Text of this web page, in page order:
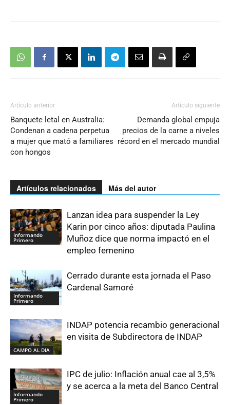
Artículo anterior
Banquete letal en Australia:
Condenan a cadena perpetua
a mujer que mató a familiares
con hongos
Artículo siguiente
Demanda global empuja
precios de la carne a niveles
récord en el mercado mundial
Artículos relacionados Más del autor
Informando
Primero
Lanzan idea para suspender la Ley
Karin por cinco años: diputada Paulina
Muñoz dice que norma impactó en el
empleo femenino
Informando
Primero
Cerrado durante esta jornada el Paso
Cardenal Samoré
CAMPO AL DIA
INDAP potencia recambio generacional
en visita de Subdirectora de INDAP
Informando
Primero
IPC de julio: Inflación anual cae al 3,5%
y se acerca a la meta del Banco Central